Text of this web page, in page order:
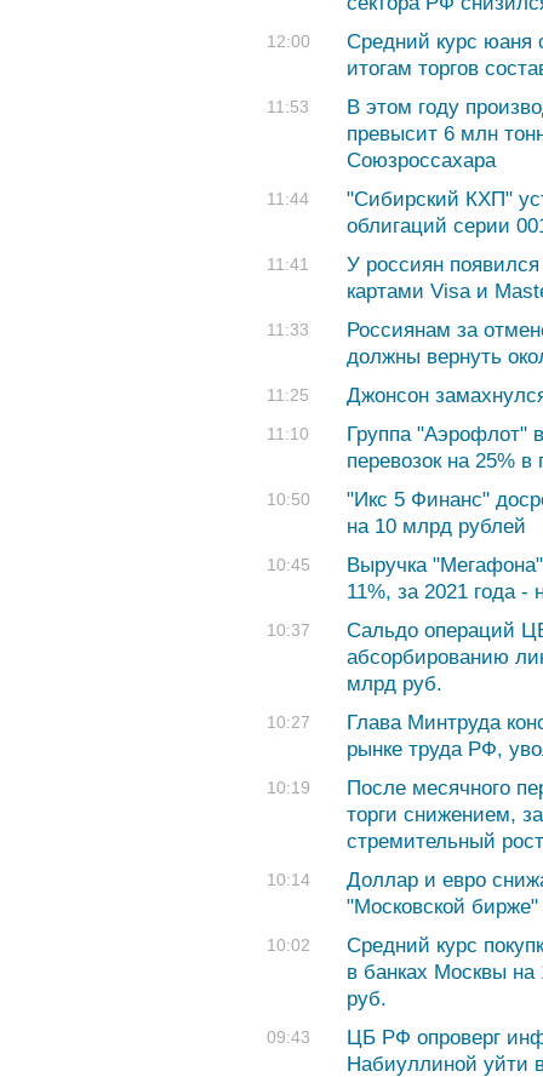
12:00
Средний курс юаня
итогам торгов
11:53
В этом году
превысит 6 млн
Союзроссахара
11:44
"Сибирский КХП"
облигаций серии
11:41
У россиян
картами Visa и
11:33
Россиянам за
должны вернуть
11:25 Джонсон
11:10
Группа "Аэрофлот"
перевозок на 25%
10:50
"Икс 5 Финанс"
на 10 млрд рублей
10:45
Выручка
11%, за 2021 года -
10:37
Сальдо операций
абсорбированию
млрд руб.
10:27
Глава Минтруда
рынке труда РФ,
10:19
После месячного
торги снижением,
стремительный
10:14
Доллар и евро
"Московской бирже"
10:02
Cредний курс
в банках Москвы на
руб.
09:43
ЦБ РФ опроверг
Набиуллиной уйти